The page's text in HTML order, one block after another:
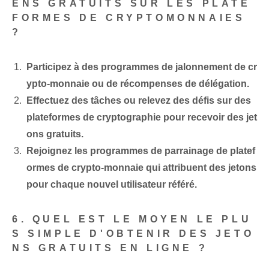
ENS GRATUITS SUR LES PLATE
FORMES DE CRYPTOMONNAIES
?
Participez à des programmes de jalonnement de cr
ypto-monnaie ou de récompenses de délégation.
Effectuez des tâches ou relevez des défis sur des
plateformes de cryptographie pour recevoir des jet
ons gratuits.
Rejoignez les programmes de parrainage de platef
ormes de crypto-monnaie qui attribuent des jetons
pour chaque nouvel utilisateur référé.
6. QUEL EST LE MOYEN LE PLU
S SIMPLE D'OBTENIR DES JETO
NS GRATUITS EN LIGNE ?